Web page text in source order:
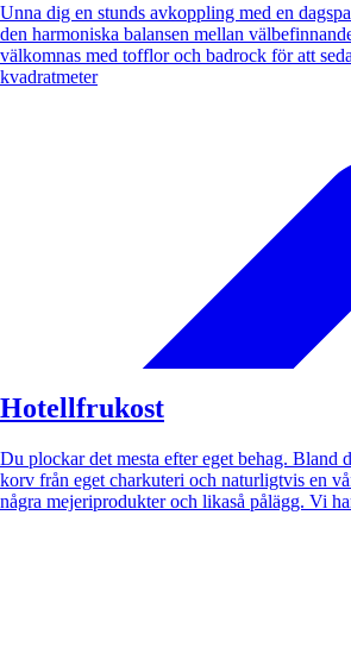
Unna dig en stunds avkoppling med en
den harmoniska balansen mellan
välkomnas med tofflor och badrock för att
kvadratmeter
Hotellfrukost
Du plockar det mesta efter eget behag. Bland
korv från eget charkuteri och naturligtvis en
några mejeriprodukter och likaså pålägg. Vi